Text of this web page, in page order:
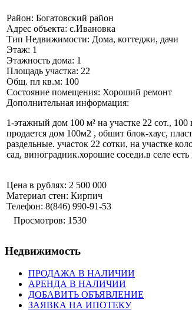
Район: Богатовский район
Адрес объекта: с.Ивановка
Тип Недвижимости: Дома, коттеджи, дачи
Этаж: 1
Этажность дома: 1
Площадь участка: 22
Общ. пл кв.м: 100
Состояние помещения: Хороший ремонт
Дополнительная информация:
1-этажный дом 100 м² на участке 22 сот., 100
продается дом 100м2 , обшит блок-хаус,
раздельные. участок 22 сотки, на участке
сад, виноградник.хорошие соседи.в селе
Цена в рублях: 2 500 000
Материал стен: Кирпич
Телефон: 8(846) 990-91-53
Просмотров: 1530
Недвижимость
ПРОДАЖА В НАЛИЧИИ
АРЕНДА В НАЛИЧИИ
ДОБАВИТЬ ОБЪЯВЛЕНИЕ
ЗАЯВКА НА ИПОТЕКУ